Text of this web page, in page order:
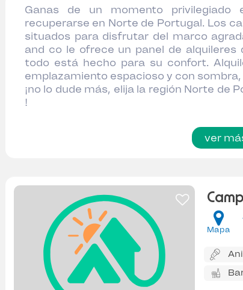
Ganas de un momento
recuperarse en Norte de Portugal. Los
situados para disfrutar del marco
and co le ofrece un panel de alquileres
todo está hecho para su confort.
emplazamiento espacioso y con
¡no lo dude más, elija la región Norte de
!
ver
Mapa